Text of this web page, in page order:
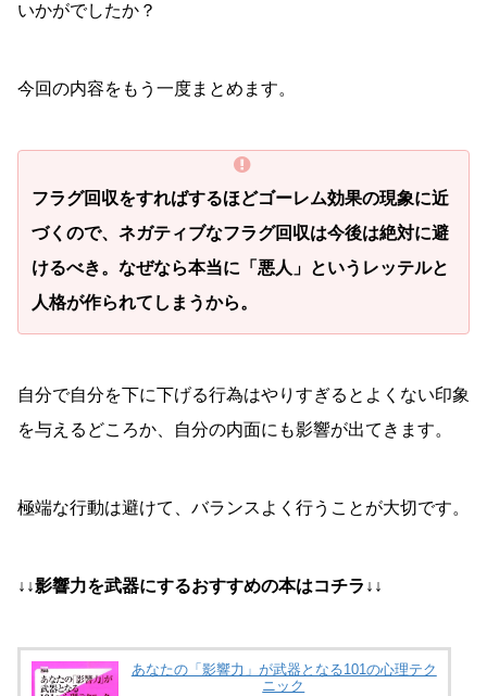
いかがでしたか？
今回の内容をもう一度まとめます。
フラグ回収をすればするほどゴーレム効果の現象に近
づくので、ネガティブなフラグ回収は今後は絶対に避
けるべき。なぜなら本当に「悪人」というレッテルと
人格が作られてしまうから。
自分で自分を下に下げる行為はやりすぎるとよくない印象
を与えるどころか、自分の内面にも影響が出てきます。
極端な行動は避けて、バランスよく行うことが大切です。
↓↓影響力を武器にするおすすめの本はコチラ↓↓
あなたの「影響力」が武器となる101の心理テク
ニック